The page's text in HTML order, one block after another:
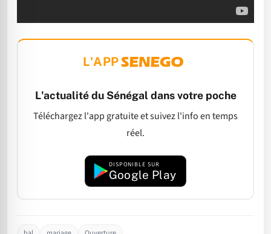
L'APP
L'actualité du Sénégal dans votre poche
Téléchargez l'app gratuite et suivez l'info en temps
réel.
DISPONIBLE SUR
Google Play